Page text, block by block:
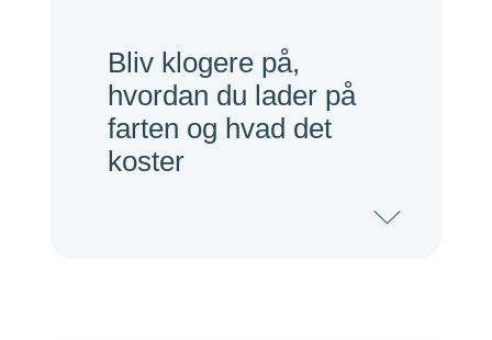
Bliv klogere på,
hvordan du lader på
farten og hvad det
koster